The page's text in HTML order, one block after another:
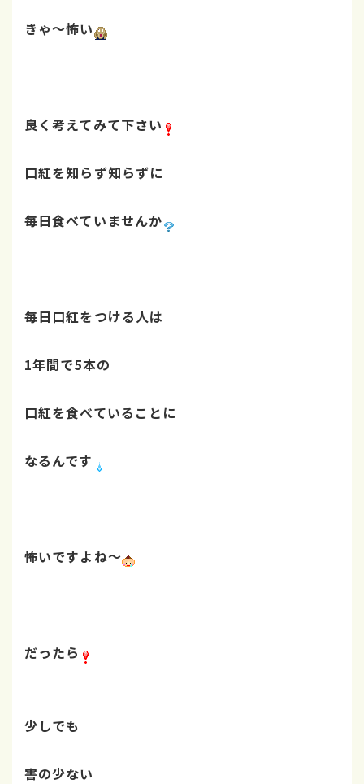
きゃ～怖い
良く考えてみて下さい
口紅を知らず知らずに
毎日食べていませんか
毎日口紅をつける人は
1年間で5本の
口紅を食べていることに
なるんです
怖いですよね～
だったら
少しでも
害の少ない